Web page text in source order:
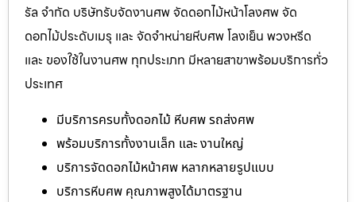
รัล จำกัด บริษัทรับจัดงานศพ จัดดอกไม้หน้าโลงศพ จัด
ดอกไม้ประดับเมรุ และ จัดจำหน่ายหีบศพ โลงเย็น พวงหรีด
และ ของใช้ในงานศพ ทุกประเภท มีหลายสาขาพร้อมบริการทั่ว
ประเทศ
มีบริการครบทั้งดอกไม้ หีบศพ รถส่งศพ
พร้อมบริการทั้งงานเล็ก และ งานใหญ่
บริการจัดดอกไม้หน้าศพ หลากหลายรูปแบบ
บริการหีบศพ คุณภาพสูงได้มาตรฐาน